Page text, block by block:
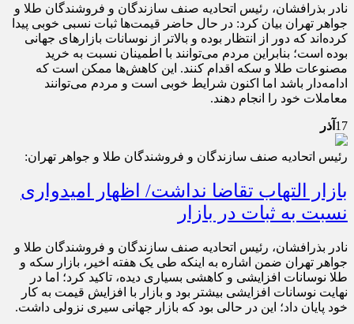
نادر بذرافشان، رئیس اتحادیه صنف سازندگان و فروشندگان طلا و
جواهر تهران بیان کرد: در حال حاضر قیمت‌ها ثبات نسبی خوبی پیدا
کرده‌اند که دور از انتظار بوده و بالاتر از نوسانات بازارهای جهانی
بوده است؛ بنابراین مردم می‌توانند با اطمینان نسبت به خرید
مصنوعات طلا و سکه اقدام کنند. این کاهش‌ها ممکن است که
ادامه‌دار باشد اما اکنون شرایط خوبی است و مردم می‌توانند
معاملات خود را انجام دهند.
17 آذر
رئیس اتحادیه صنف سازندگان و فروشندگان طلا و جواهر تهران:
بازار التهاب تقاضا نداشت/ اظهار امیدواری
نسبت به ثبات در بازار
نادر بذرافشان، رئیس اتحادیه صنف سازندگان و فروشندگان طلا و
جواهر تهران ضمن اشاره به اینکه طی یک هفته اخیر، بازار سکه و
طلا نوسانات افزایشی و کاهشی بسیاری دیده، تاکید کرد؛ اما در
نهایت نوسانات افزایشی بیشتر بود و بازار با افزایش قیمت‌ به کار
خود پایان داد؛ این در حالی بود که بازار جهانی سیری نزولی داشت.